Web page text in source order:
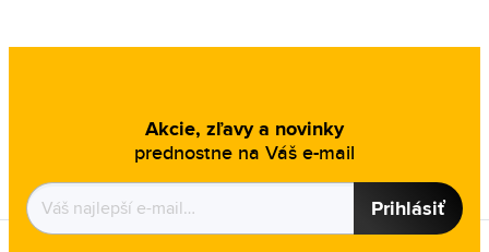
Akcie, zľavy a novinky
prednostne na Váš e-mail
Prihlásiť